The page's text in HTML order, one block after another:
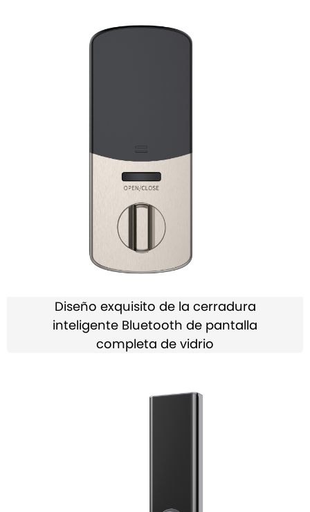
Diseño exquisito de la cerradura
inteligente Bluetooth de pantalla
completa de vidrio